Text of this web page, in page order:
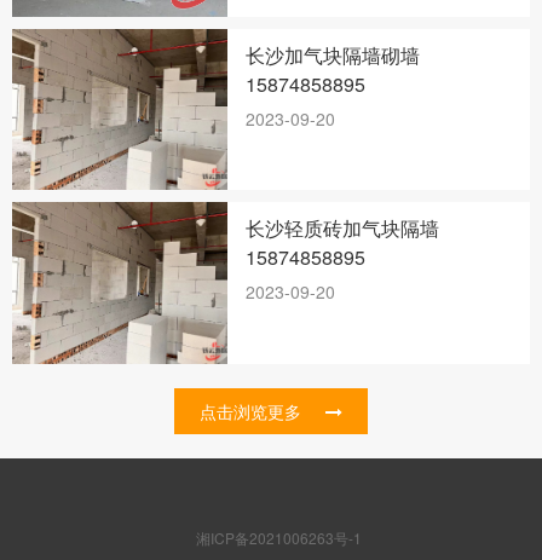
长沙加气块隔墙砌墙
15874858895
2023-09-20
长沙轻质砖加气块隔墙
15874858895
2023-09-20
点击浏览更多
湘ICP备2021006263号-1